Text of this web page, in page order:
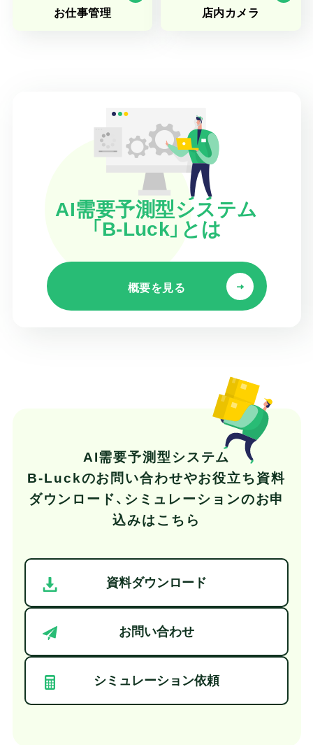
お仕事管理 店内カメラ
AI需要予測型システム
「B-Luck」とは
概要を見る
AI需要予測型システム
B-Luckのお問い合わせやお役立ち資料
ダウンロード、 シミュレーションのお申
込みはこちら
資料ダウンロード
お問い合わせ
シミュレーション依頼